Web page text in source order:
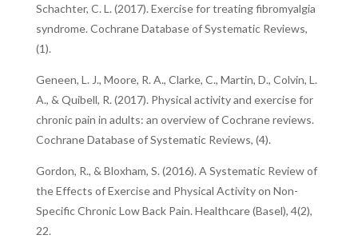
Schachter, C. L. (2017). Exercise for treating fibromyalgia
syndrome. Cochrane Database of Systematic Reviews,
(1).
Geneen, L. J., Moore, R. A., Clarke, C., Martin, D., Colvin, L.
A., & Quibell, R. (2017). Physical activity and exercise for
chronic pain in adults: an overview of Cochrane reviews.
Cochrane Database of Systematic Reviews, (4).
Gordon, R., & Bloxham, S. (2016). A Systematic Review of
the Effects of Exercise and Physical Activity on Non-
Specific Chronic Low Back Pain. Healthcare (Basel), 4(2),
22.